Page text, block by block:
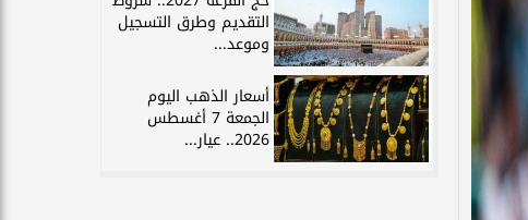
التقديم وطرق التسجيل
وموعد...
أسعار الذهب اليوم
الجمعة 7 أغسطس
2026.. عيار...